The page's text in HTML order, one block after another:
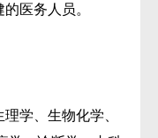
医务人员。
学、生物化学、